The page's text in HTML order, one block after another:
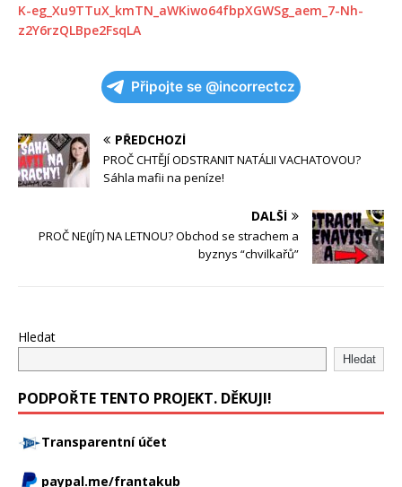
K-eg_Xu9TTuX_kmTN_aWKiwo64fbpXGWSg_aem_7-Nh-
z2Y6rzQLBpe2FsqLA
Připojte se @incorrectcz
PŘEDCHOZÍ
PROČ CHTĚJÍ ODSTRANIT NATÁLII VACHATOVOU?
Sáhla mafii na peníze!
DALŠÍ
PROČ NE(JÍT) NA LETNOU? Obchod se strachem a
byznys “chvilkařů”
Hledat
Hledat
PODPOŘTE TENTO PROJEKT. DĚKUJI!
Transparentní účet
paypal.me/frantakub